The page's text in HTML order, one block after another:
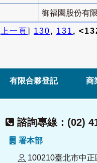
御福園股份有
上一頁] 130, 131,
有限合夥登記 商
諮詢專線：(02)
署本部
100210臺北市中